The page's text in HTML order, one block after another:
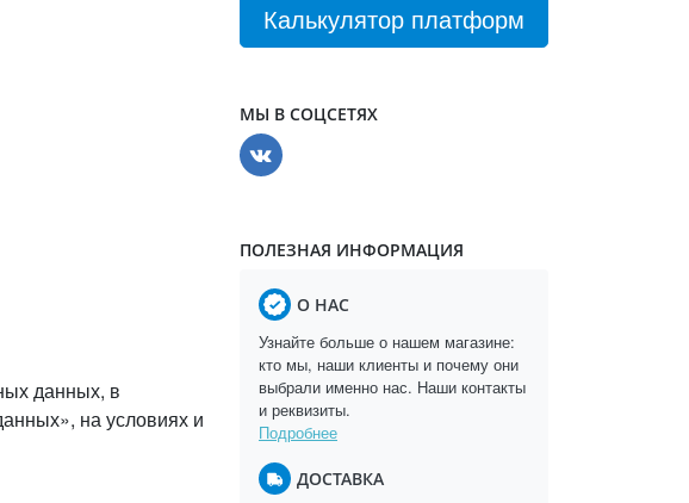
данных, в
на условиях и
Калькулятор платформ
МЫ В СОЦСЕТЯХ
ПОЛЕЗНАЯ ИНФОРМАЦИЯ
О НАС
Узнайте больше о нашем магазине:
кто мы, наши клиенты и почему они
выбрали именно нас. Наши контакты
и реквизиты.
Подробнее
ДОСТАВКА